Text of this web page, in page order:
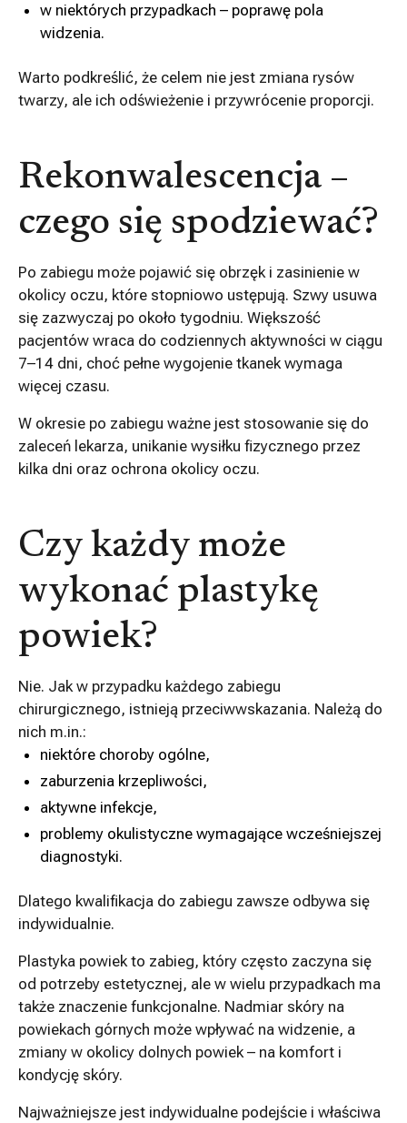
w niektórych przypadkach – poprawę pola
widzenia.
Warto podkreślić, że celem nie jest zmiana rysów
twarzy, ale ich odświeżenie i przywrócenie proporcji.
Rekonwalescencja –
czego się spodziewać?
Po zabiegu może pojawić się obrzęk i zasinienie w
okolicy oczu, które stopniowo ustępują. Szwy usuwa
się zazwyczaj po około tygodniu. Większość
pacjentów wraca do codziennych aktywności w ciągu
7–14 dni, choć pełne wygojenie tkanek wymaga
więcej czasu.
W okresie po zabiegu ważne jest stosowanie się do
zaleceń lekarza, unikanie wysiłku fizycznego przez
kilka dni oraz ochrona okolicy oczu.
Czy każdy może
wykonać plastykę
powiek?
Nie. Jak w przypadku każdego zabiegu
chirurgicznego, istnieją przeciwwskazania. Należą do
nich m.in.:
niektóre choroby ogólne,
zaburzenia krzepliwości,
aktywne infekcje,
problemy okulistyczne wymagające wcześniejszej
diagnostyki.
Dlatego kwalifikacja do zabiegu zawsze odbywa się
indywidualnie.
Plastyka powiek to zabieg, który często zaczyna się
od potrzeby estetycznej, ale w wielu przypadkach ma
także znaczenie funkcjonalne. Nadmiar skóry na
powiekach górnych może wpływać na widzenie, a
zmiany w okolicy dolnych powiek – na komfort i
kondycję skóry.
Najważniejsze jest indywidualne podejście i właściwa